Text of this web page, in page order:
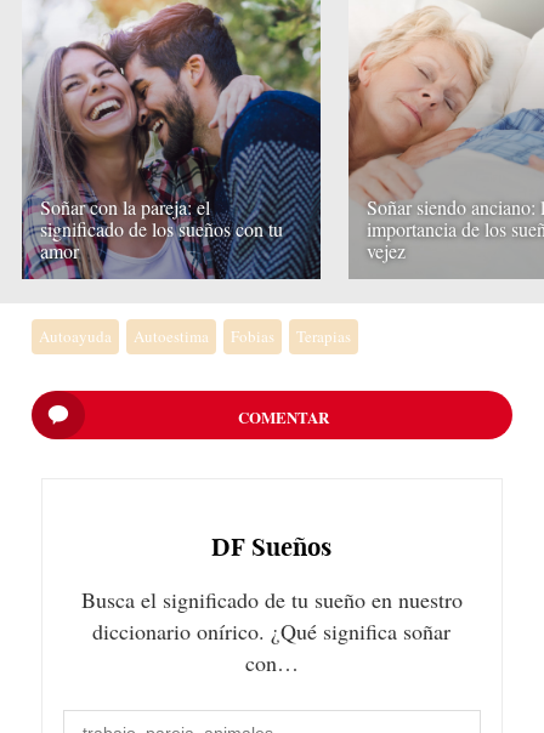
Soñar con la pareja: el
significado de los sueños con tu
amor
Soñar siendo anciano:
importancia de los
vejez
Autoayuda Autoestima Fobias Terapias
COMENTAR
DF Sueños
Busca el significado de tu sueño en nuestro
diccionario onírico. ¿Qué significa soñar
con…